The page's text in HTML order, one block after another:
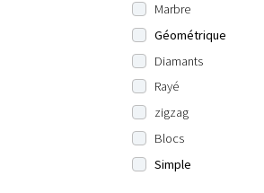
Marbre
Géométrique
Diamants
Rayé
zigzag
Blocs
Simple